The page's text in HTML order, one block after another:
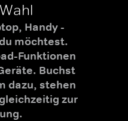
Handy -
möchtest.
Funktionen
Buchst
dazu, stehen
zur